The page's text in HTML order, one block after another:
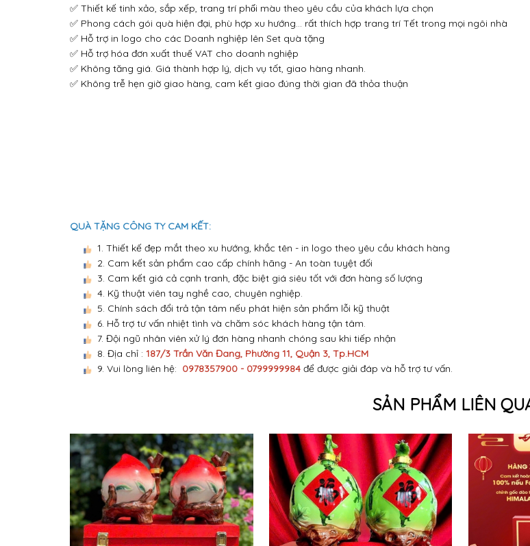
✅ Thiết kế tinh xảo, sắp xếp, trang trí phối màu theo yêu cầu của khách lựa chọn
✅ Phong cách gói quà hiện đại, phù hợp xu hướng… rất thích hợp trang trí Tết trong mọi ngôi nhà
✅ Hỗ trợ in logo cho các Doanh nghiệp lên Set quà tặng
✅ Hỗ trợ hóa đơn xuất thuế VAT cho doanh nghiệp
✅ Không tăng giá. Giá thành hợp lý, dịch vụ tốt, giao hàng nhanh.
✅ Không trễ hẹn giờ giao hàng, cam kết giao đúng thời gian đã thỏa thuận
QUÀ TẶNG CÔNG TY CAM KẾT:
1. Thiết kế đẹp mắt theo xu hướng, khắc tên - in logo theo yêu cầu khách hàng
2. Cam kết sản phẩm cao cấp chính hãng - An toàn tuyệt đối
3. Cam kết giá cả cạnh tranh, đặc biệt giá siêu tốt với đơn hàng số lượng
4. Kỹ thuật viên tay nghề cao, chuyên nghiệp.
5. Chính sách đổi trả tận tâm nếu phát hiện sản phẩm lỗi kỹ thuật
6. Hỗ trợ tư vấn nhiệt tình và chăm sóc khách hàng tận tâm.
7. Đội ngũ nhân viên xử lý đơn hàng nhanh chóng sau khi tiếp nhận
8. Địa chỉ : 187/3 Trần Văn Đang, Phường 11, Quận 3, Tp.HCM
9. Vui lòng liên hệ: 0978357900 - 0799999984 để được giải đáp và hỗ trợ tư vấn.
SẢN PHẨM LIÊN